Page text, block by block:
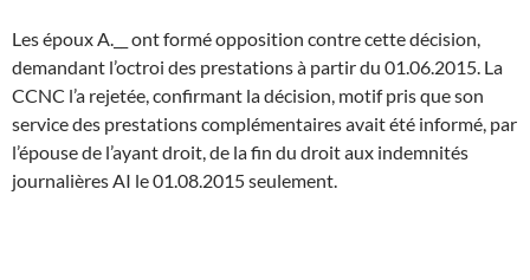
Les époux A.__ ont formé opposition contre cette décision,
demandant l’octroi des prestations à partir du 01.06.2015. La
CCNC l’a rejetée, confirmant la décision, motif pris que son
service des prestations complémentaires avait été informé, par
l’épouse de l’ayant droit, de la fin du droit aux indemnités
journalières AI le 01.08.2015 seulement.